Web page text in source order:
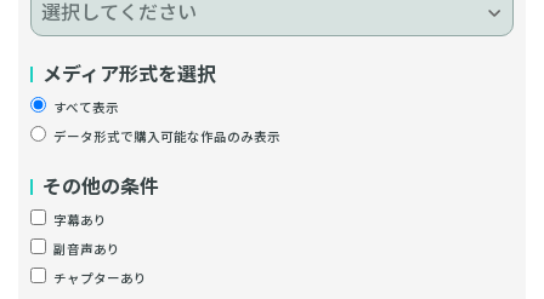
メディア形式を選択
すべて表示
データ形式で購入可能な作品のみ表示
その他の条件
字幕あり
副音声あり
チャプターあり